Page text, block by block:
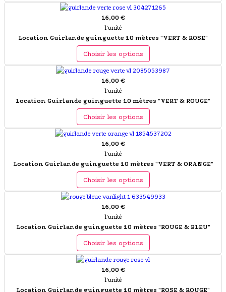
16,00 €
l'unité
Location Guirlande guinguette 10 mètres "VERT & ROSE"
Choisir les options
16,00 €
l'unité
Location Guirlande guinguette 10 mètres "VERT & ROUGE"
Choisir les options
16,00 €
l'unité
Location Guirlande guinguette 10 mètres "VERT & ORANGE"
Choisir les options
16,00 €
l'unité
Location Guirlande guinguette 10 mètres "ROUGE & BLEU"
Choisir les options
16,00 €
l'unité
Location Guirlande guinguette 10 mètres "ROSE & ROUGE"